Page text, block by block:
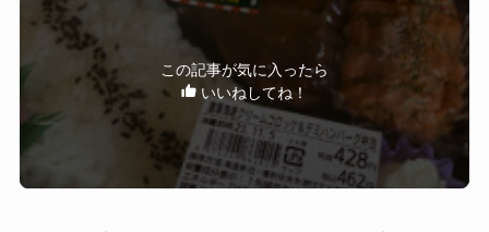
この記事が気に入ったら
いいねしてね！